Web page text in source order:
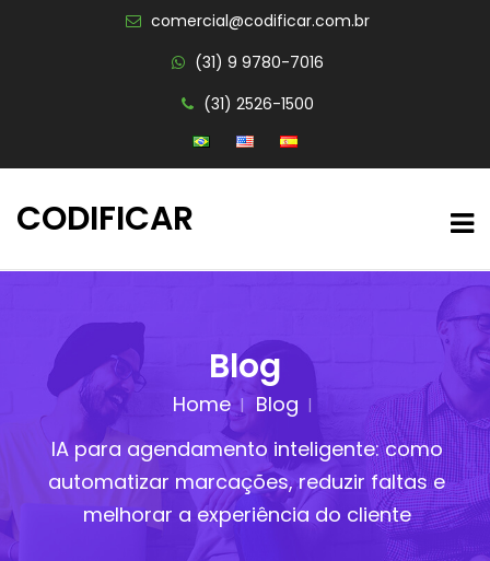
comercial@codificar.com.br
(31) 9 9780-7016
(31) 2526-1500
CODIFICAR
Blog
Home
Blog
IA para agendamento inteligente: como
automatizar marcações, reduzir faltas e
melhorar a experiência do cliente